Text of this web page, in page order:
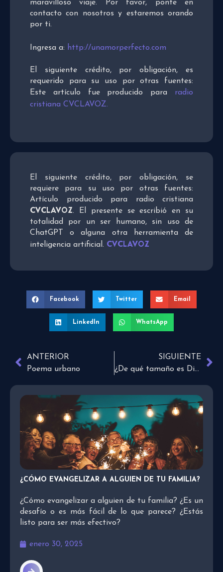
maravilloso viaje. Por favor, ponte en
contacto con nosotros y estaremos orando
por ti.
Ingresa a: http://unamorperfecto.com
El siguiente crédito, por obligación, es
requerido para su uso por otras fuentes:
Este artículo fue producido para radio
cristiana CVCLAVOZ.
El siguiente crédito, por obligación, se
requiere para su uso por otras fuentes:
Artículo producido para radio cristiana
CVCLAVOZ. El presente se escribió en su
totalidad por un ser humano, sin uso de
ChatGPT o alguna otra herramienta de
inteligencia artificial. CVCLAVOZ
Facebook Twitter Email
LinkedIn WhatsApp
ANTERIOR
Poema urbano
SIGUIENTE
¿De qué tamaño es Dios para ti?
¿CÓMO EVANGELIZAR A ALGUIEN DE TU FAMILIA?
¿Cómo evangelizar a alguien de tu familia? ¿Es un
desafío o es más fácil de lo que parece? ¿Estás
listo para ser más efectivo?
enero 30, 2025